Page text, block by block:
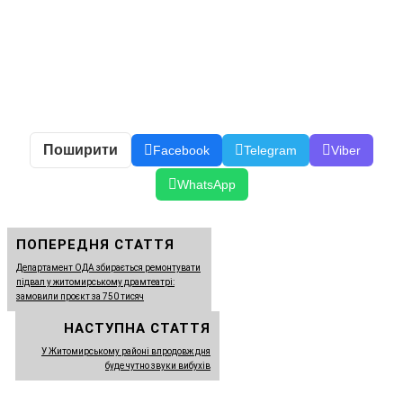
Поширити Facebook Telegram Viber
WhatsApp
ПОПЕРЕДНЯ СТАТТЯ
Департамент ОДА збирається ремонтувати
підвал у житомирському драмтеатрі:
замовили проєкт за 750 тисяч
НАСТУПНА СТАТТЯ
У Житомирському районі впродовж дня
буде чутно звуки вибухів